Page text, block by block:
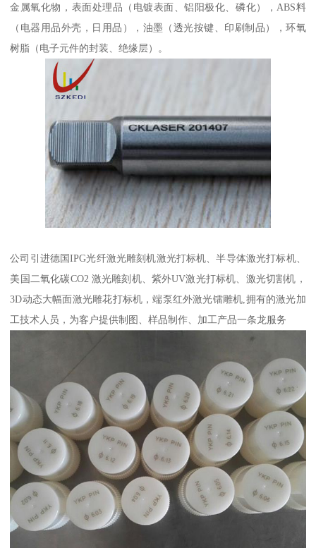
金属氧化物，表面处理品（电镀表面、铝阳极化、磷化），ABS料
（电器用品外壳，日用品），油墨（透光按键、印刷制品），环氧
树脂（电子元件的封装、绝缘层）。
公司引进德国IPG光纤激光雕刻机激光打标机、半导体激光打标机、
美国二氧化碳CO2 激光雕刻机、紫外UV激光打标机、激光切割机，
3D动态大幅面激光雕花打标机，端泵红外激光镭雕机,拥有的激光加
工技术人员，为客户提供制图、样品制作、加工产品一条龙服务